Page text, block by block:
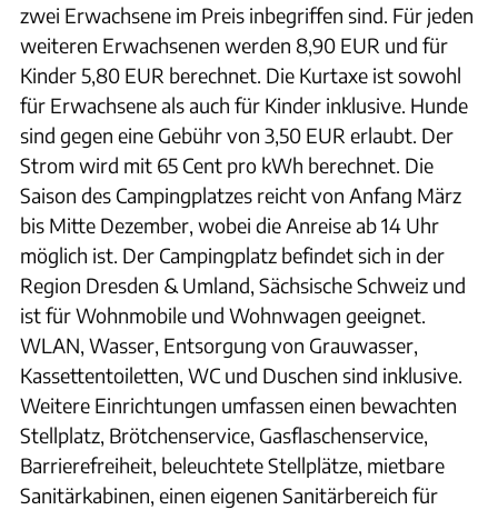
zwei Erwachsene im Preis inbegriffen sind. Für jeden
weiteren Erwachsenen werden 8,90 EUR und für
Kinder 5,80 EUR berechnet. Die Kurtaxe ist sowohl
für Erwachsene als auch für Kinder inklusive. Hunde
sind gegen eine Gebühr von 3,50 EUR erlaubt. Der
Strom wird mit 65 Cent pro kWh berechnet. Die
Saison des Campingplatzes reicht von Anfang März
bis Mitte Dezember, wobei die Anreise ab 14 Uhr
möglich ist. Der Campingplatz befindet sich in der
Region Dresden & Umland, Sächsische Schweiz und
ist für Wohnmobile und Wohnwagen geeignet.
WLAN, Wasser, Entsorgung von Grauwasser,
Kassettentoiletten, WC und Duschen sind inklusive.
Weitere Einrichtungen umfassen einen bewachten
Stellplatz, Brötchenservice, Gasflaschenservice,
Barrierefreiheit, beleuchtete Stellplätze, mietbare
Sanitärkabinen, einen eigenen Sanitärbereich für